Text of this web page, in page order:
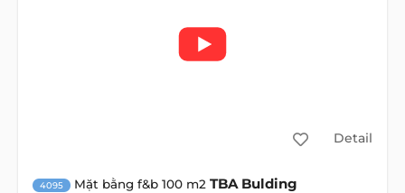
Detail
4095 Mặt bằng f&b 100 m2 TBA Bulding